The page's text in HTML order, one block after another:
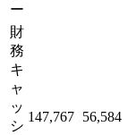
ー
財
務
キ
ャ
ッ
シ
147,767 56,584